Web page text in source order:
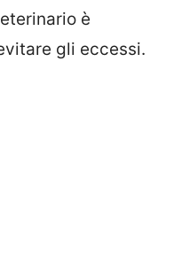
è
gli eccessi.